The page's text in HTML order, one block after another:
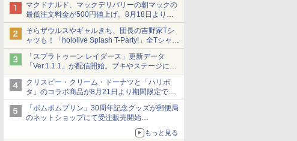
マクドナルド、マックデリバリーの朝マックの
最低注文料金が500円値上げ。8月18日より
1,500円から受付
そらザウルスやギャルきち、団長の吉野家Tシ
ャツも！「hololive Splash T-Party!」全Tシャツ
ラインナップ公開＆オンライン販売開始
「スプラトゥーン レイダース」更新データ
「Ver.1.1.1」が配信開始。ブキやステージに関
する不具合を修正
クリスピー・クリーム・ドーナツと「ハリポ
タ」のコラボ商品が8月21日より期間限定で発
売
組分け帽子ドーナツなど見た目も楽しい商品が
登場
「ポムポムプリン」30周年記念グッズが郵便局
のネットショップにて受注販売開始
「おもちもちもちクッション」など今年だけの
もっと見る